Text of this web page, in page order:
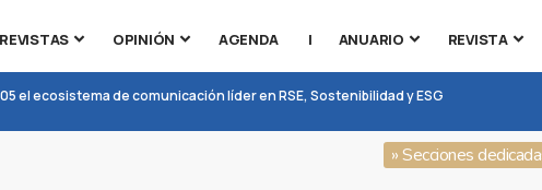
OPINIÓN AGENDA | ANUARIO REVISTA
el ecosistema de comunicación líder en RSE, Sostenibilidad y ESG
» Secciones